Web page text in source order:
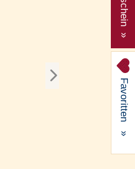
Favoritten
»